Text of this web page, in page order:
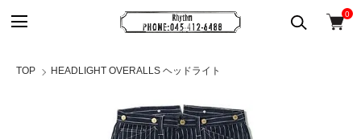
0
TOP HEADLIGHT OVERALLS ヘッドライト